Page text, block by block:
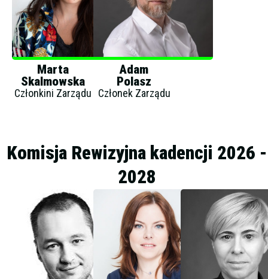
Marta
Skalmowska
Członkini Zarządu
Adam
Polasz
Członek Zarządu
Komisja Rewizyjna kadencji 2026 -
2028